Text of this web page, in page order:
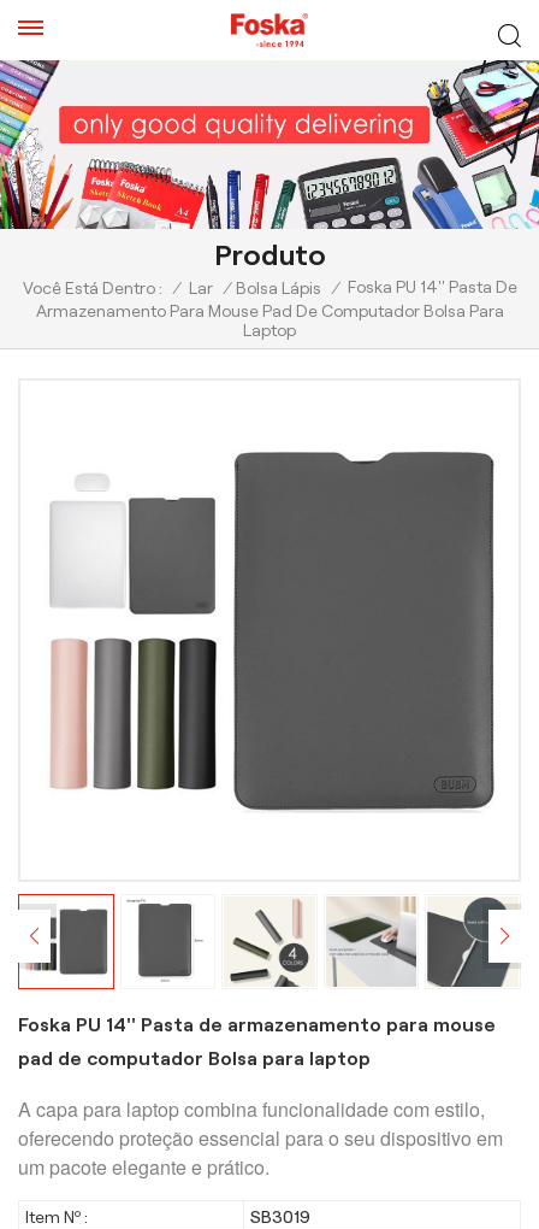
Produto
Você Está Dentro : / Lar / Bolsa Lápis / Foska PU 14'' Pasta De
Armazenamento Para Mouse Pad De Computador Bolsa Para
Laptop
Foska PU 14'' Pasta de armazenamento para mouse
pad de computador Bolsa para laptop
A capa para laptop combina funcionalidade com estilo,
oferecendo proteção essencial para o seu dispositivo em
um pacote elegante e prático.
Item Nº :
SB3019